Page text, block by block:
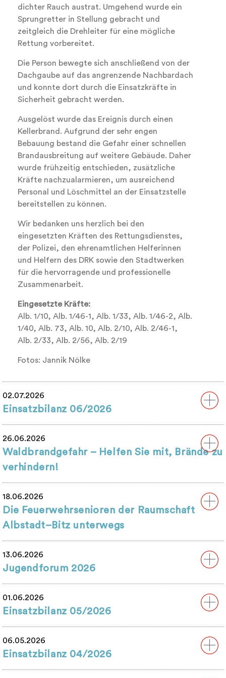
dichter Rauch austrat. Umgehend wurde ein
Sprungretter in Stellung gebracht und
zeitgleich die Drehleiter für eine mögliche
Rettung vorbereitet.
Die Person bewegte sich anschließend von der
Dachgaube auf das angrenzende Nachbardach
und konnte dort durch die Einsatzkräfte in
Sicherheit gebracht werden.
Ausgelöst wurde das Ereignis durch einen
Kellerbrand. Aufgrund der sehr engen
Bebauung bestand die Gefahr einer schnellen
Brandausbreitung auf weitere Gebäude. Daher
wurde frühzeitig entschieden, zusätzliche
Kräfte nachzualarmieren, um ausreichend
Personal und Löschmittel an der Einsatzstelle
bereitstellen zu können.
Wir bedanken uns herzlich bei den
eingesetzten Kräften des Rettungsdienstes,
der Polizei, den ehrenamtlichen Helferinnen
und Helfern des DRK sowie den Stadtwerken
für die hervorragende und professionelle
Zusammenarbeit.
Eingesetzte Kräfte:
Alb. 1/10, Alb. 1/46-1, Alb. 1/33, Alb. 1/46-2, Alb.
1/40, Alb. 73, Alb. 10, Alb. 2/10, Alb. 2/46-1,
Alb. 2/33, Alb. 2/56, Alb. 2/19
Fotos: Jannik Nölke
02.07.2026
Einsatzbilanz 06/2026
26.06.2026
Waldbrandgefahr – Helfen Sie mit, Brände zu
verhindern!
18.06.2026
Die Feuerwehrsenioren der Raumschaft
Albstadt–Bitz unterwegs
13.06.2026
Jugendforum 2026
01.06.2026
Einsatzbilanz 05/2026
06.05.2026
Einsatzbilanz 04/2026